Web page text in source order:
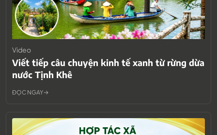
Video
Viết tiếp câu chuyện kinh tế xanh từ rừng dừa
nước Tịnh Khê
ĐỌC NGAY